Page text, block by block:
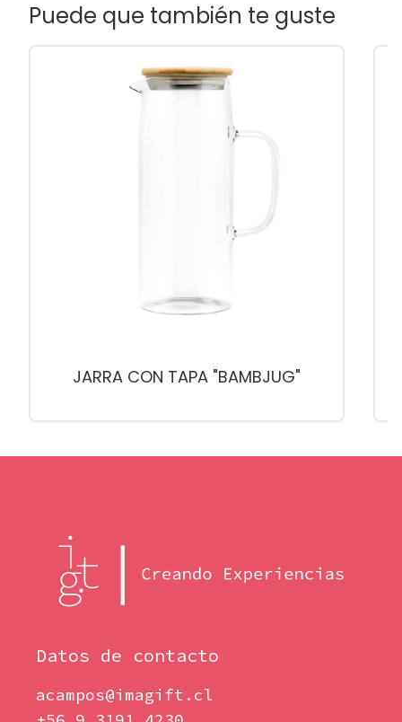
Puede que también te guste
JARRA CON TAPA "BAMBJUG"
Datos de contacto
acampos@imagift.cl